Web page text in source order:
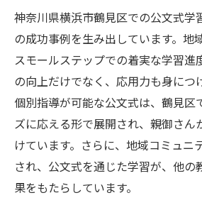
神奈川県横浜市鶴見区での公文式学
の成功事例を生み出しています。地
スモールステップでの着実な学習進
の向上だけでなく、応用力も身につ
個別指導が可能な公文式は、鶴見区
ズに応える形で展開され、親御さん
けています。さらに、地域コミュニ
され、公文式を通じた学習が、他の
果をもたらしています。